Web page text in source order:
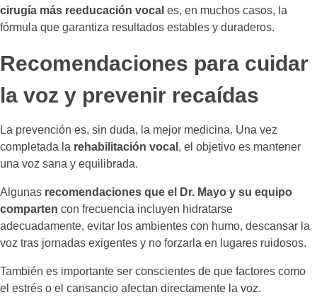
cirugía más reeducación vocal es, en muchos casos, la
fórmula que garantiza resultados estables y duraderos.
Recomendaciones para cuidar
la voz y prevenir recaídas
La prevención es, sin duda, la mejor medicina. Una vez
completada la rehabilitación vocal , el objetivo es mantener
una voz sana y equilibrada.
Algunas recomendaciones que el Dr. Mayo y su equipo
comparten con frecuencia incluyen hidratarse
adecuadamente, evitar los ambientes con humo, descansar la
voz tras jornadas exigentes y no forzarla en lugares ruidosos.
También es importante ser conscientes de que factores como
el estrés o el cansancio afectan directamente la voz.